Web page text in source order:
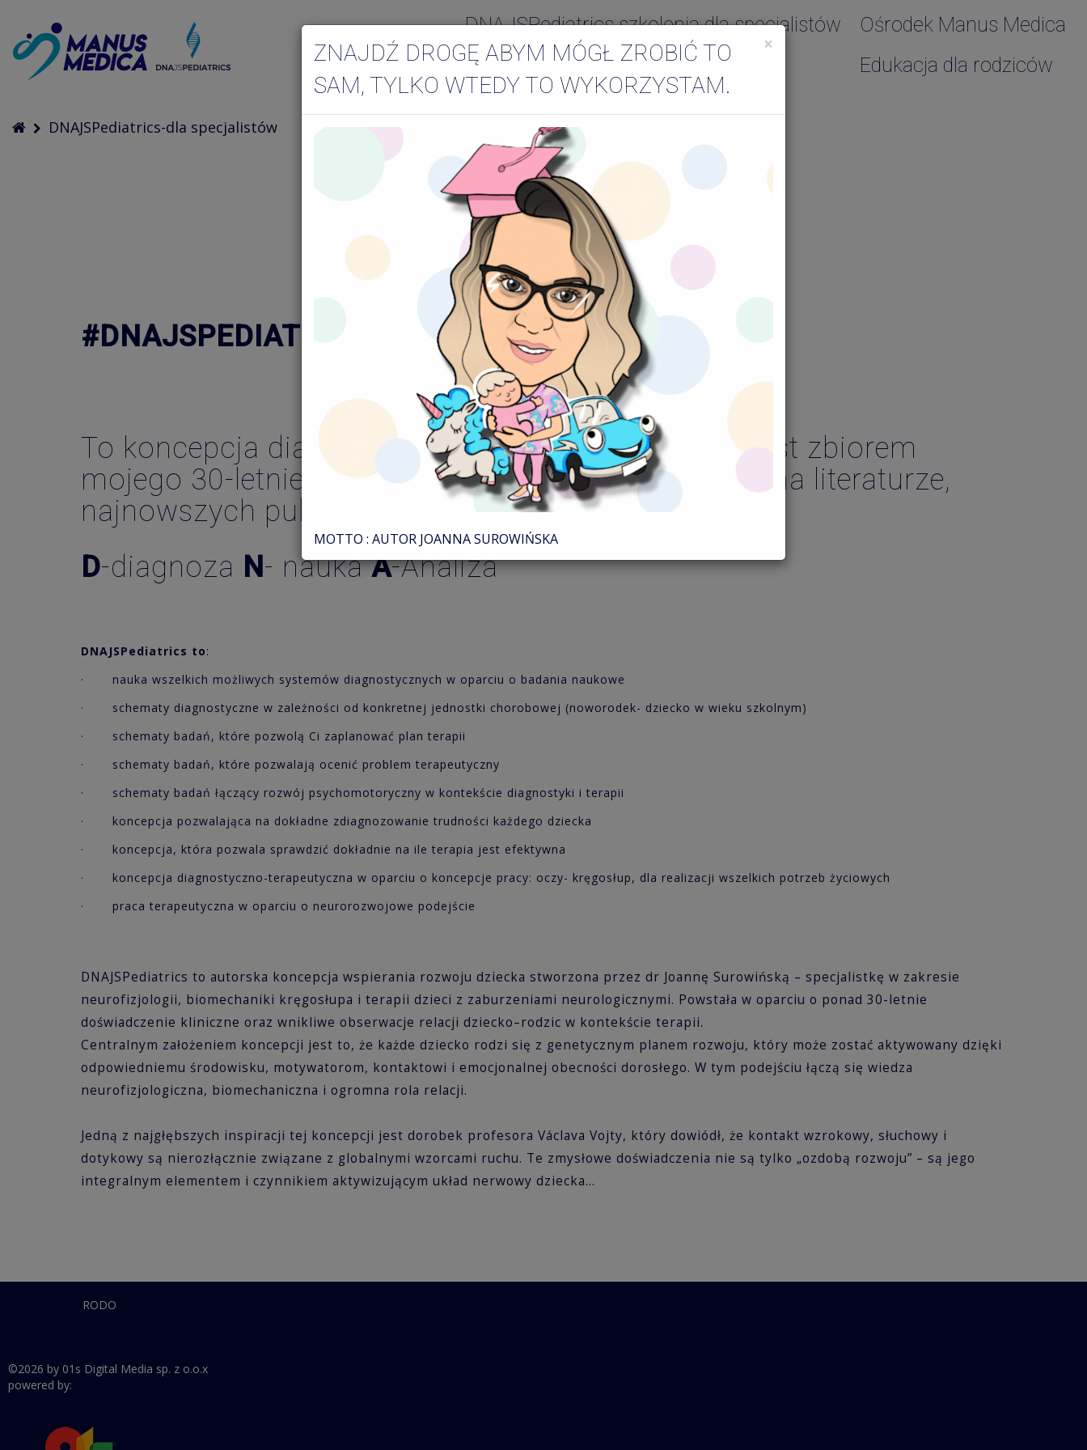
DNAJSPediatrics szkolenia dla specjalistów
Ośrodek Manus Medica
Edukacja dla rodziców
DNAJSPediatrics-dla specjalistów
#DNAJSPEDIATRICS
To koncepcja diagnostyczno-terapeutyczna, która jest zbiorem
mojego 30-letniego doświadczenia oraz oparta jest na literaturze,
najnowszych publikacjach i badaniach naukowych.
D-diagnoza N - naukaA-Analiza
DNAJSPediatrics to:
· nauka wszelkich możliwych systemów diagnostycznych w oparciu o badania naukowe
· schematy diagnostyczne w zależności od konkretnej jednostki chorobowej (noworodek- dziecko w wieku szkolnym)
· schematy badań, które pozwolą Ci zaplanować plan terapii
· schematy badań, które pozwalają ocenić problem terapeutyczny
· schematy badań łączący rozwój psychomotoryczny w kontekście diagnostyki i terapii
· koncepcja pozwalająca na dokładne zdiagnozowanie trudności każdego dziecka
· koncepcja, która pozwala sprawdzić dokładnie na ile terapia jest efektywna
· koncepcja diagnostyczno-terapeutyczna w oparciu o koncepcje pracy: oczy- kręgosłup, dla realizacji wszelkich potrzeb życiowych
· praca terapeutyczna w oparciu o neurorozwojowe podejście
DNAJSPediatrics to autorska koncepcja wspierania rozwoju dziecka stworzona przez dr Joannę Surowińską – specjalistkę w zakresie
neurofizjologii, biomechaniki kręgosłupa i terapii dzieci z zaburzeniami neurologicznymi. Powstała w oparciu o ponad 30-letnie
doświadczenie kliniczne oraz wnikliwe obserwacje relacji dziecko–rodzic w kontekście terapii.
Centralnym założeniem koncepcji jest to, że każde dziecko rodzi się z genetycznym planem rozwoju, który może zostać aktywowany dzięki
odpowiedniemu środowisku, motywatorom, kontaktowi i emocjonalnej obecności dorosłego. W tym podejściu łączą się wiedza
neurofizjologiczna, biomechaniczna i ogromna rola relacji.
Jedną z najgłębszych inspiracji tej koncepcji jest dorobek profesora Václava Vojty, który dowiódł, że kontakt wzrokowy, słuchowy i
dotykowy są nierozłącznie związane z globalnymi wzorcami ruchu. Te zmysłowe doświadczenia nie są tylko „ozdobą rozwoju” – są jego
integralnym elementem i czynnikiem aktywizującym układ nerwowy dziecka...
RODO
©2026 by 01s Digital Media sp. z o.o.x
powered by:
×
ZNAJDŹ DROGĘ ABYM MÓGŁ ZROBIĆ TO
SAM, TYLKO WTEDY TO WYKORZYSTAM.
MOTTO : AUTOR JOANNA SUROWIŃSKA